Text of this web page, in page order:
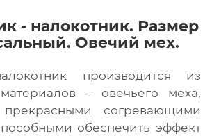
- налокотник. Размер
Овечий мех.
производится из
– овечьего меха,
согревающими
обеспечить эффект